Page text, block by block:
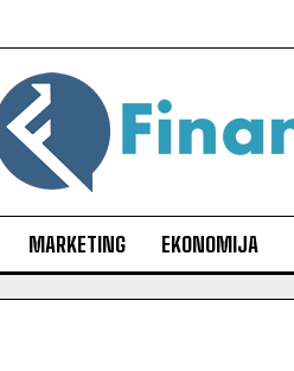
MARKETING EKONOMIJA